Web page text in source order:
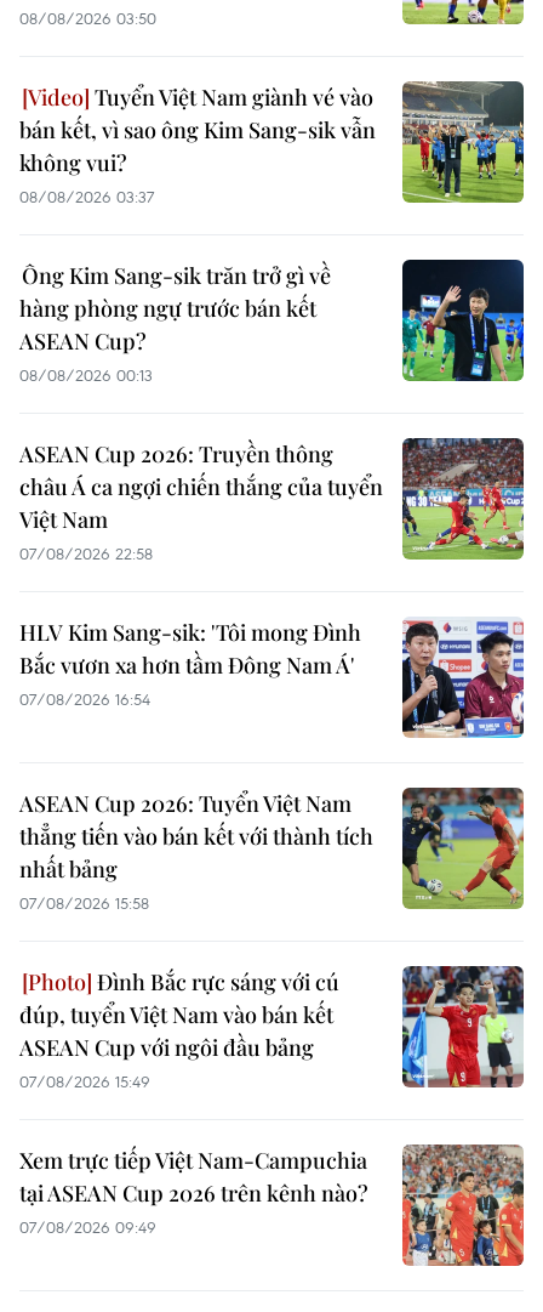
08/08/2026 03:50
Tuyển Việt Nam giành vé vào
bán kết, vì sao ông Kim Sang-sik vẫn
không vui?
08/08/2026 03:37
Ông Kim Sang-sik trăn trở gì về
hàng phòng ngự trước bán kết
ASEAN Cup?
08/08/2026 00:13
ASEAN Cup 2026: Truyền thông
châu Á ca ngợi chiến thắng của tuyển
Việt Nam
07/08/2026 22:58
HLV Kim Sang-sik: 'Tôi mong Đình
Bắc vươn xa hơn tầm Đông Nam Á'
07/08/2026 16:54
ASEAN Cup 2026: Tuyển Việt Nam
thẳng tiến vào bán kết với thành tích
nhất bảng
07/08/2026 15:58
Đình Bắc rực sáng với cú
đúp, tuyển Việt Nam vào bán kết
ASEAN Cup với ngôi đầu bảng
07/08/2026 15:49
Xem trực tiếp Việt Nam-Campuchia
tại ASEAN Cup 2026 trên kênh nào?
07/08/2026 09:49